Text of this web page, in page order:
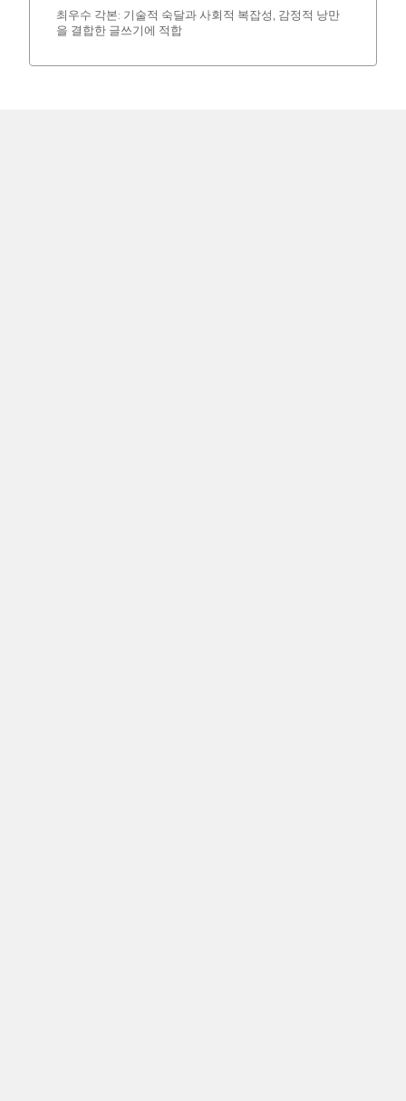
최우수 각본: 기술적 숙달과 사회적 복잡성, 감정적 낭만
을 결합한 글쓰기에 적합